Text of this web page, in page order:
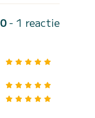
- 1 reactie